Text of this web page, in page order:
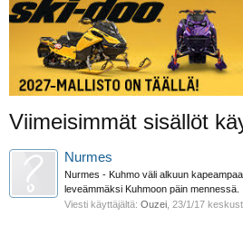
Viimeisimmät sisällöt
Nurmes
Nurmes - Kuhmo väli alkuun
leveämmäksi Kuhmoon päin mennessä.
Viesti käyttäjältä: Ouzei 23/1/17